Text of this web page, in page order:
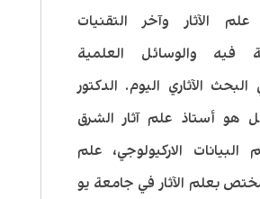
الآثار وآخر التقنيات
فيه والوسائل العلمية
الآثاري اليوم. الدكتور
هو أستاذ علم آثار الشرق
البيانات الاركيولوجي، علم
بعلم الآثار في جامعة يو